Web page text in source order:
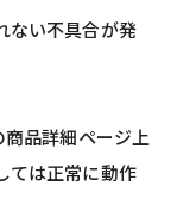
ない不具合が発
商品詳細ページ上
ては正常に動作